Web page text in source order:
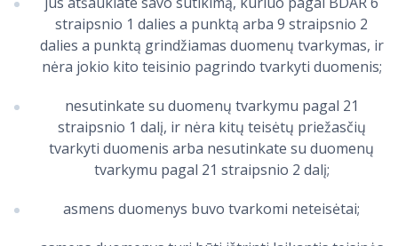
straipsnio 1 dalies a punktą arba 9 straipsnio 2
dalies a punktą grindžiamas duomenų tvarkymas, ir
nėra jokio kito teisinio pagrindo tvarkyti duomenis;
nesutinkate su duomenų tvarkymu pagal 21
straipsnio 1 dalį, ir nėra kitų teisėtų priežasčių
tvarkyti duomenis arba nesutinkate su duomenų
tvarkymu pagal 21 straipsnio 2 dalį;
asmens duomenys buvo tvarkomi neteisėtai;